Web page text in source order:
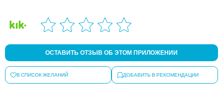
ОСТАВИТЬ ОТЗЫВ ОБ ЭТОМ ПРИЛОЖЕНИИ
В СПИСОК ЖЕЛАНИЙ ДОБАВИТЬ В РЕКОМЕНДАЦИИ